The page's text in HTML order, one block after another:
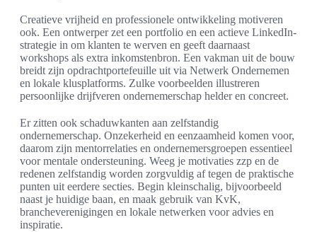
Creatieve vrijheid en professionele ontwikkeling motiveren
ook. Een ontwerper zet een portfolio en een actieve LinkedIn-
strategie in om klanten te werven en geeft daarnaast
workshops als extra inkomstenbron. Een vakman uit de bouw
breidt zijn opdrachtportefeuille uit via Netwerk Ondernemen
en lokale klusplatforms. Zulke voorbeelden illustreren
persoonlijke drijfveren ondernemerschap helder en concreet.
Er zitten ook schaduwkanten aan zelfstandig
ondernemerschap. Onzekerheid en eenzaamheid komen voor,
daarom zijn mentorrelaties en ondernemersgroepen essentieel
voor mentale ondersteuning. Weeg je motivaties zzp en de
redenen zelfstandig worden zorgvuldig af tegen de praktische
punten uit eerdere secties. Begin kleinschalig, bijvoorbeeld
naast je huidige baan, en maak gebruik van KvK,
brancheverenigingen en lokale netwerken voor advies en
inspiratie.